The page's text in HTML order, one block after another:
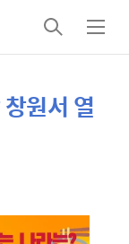
검
색
메
뉴
원서 열